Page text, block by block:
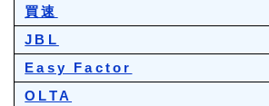
買速
JBL
Easy Factor
OLTA